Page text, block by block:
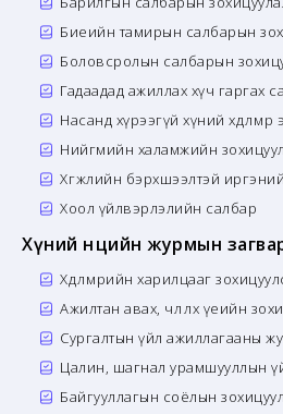
Биеийн тамирын салбарын
Боловсролын салбарын
Гадаадад ажиллах хүч гаргах
Насанд хүрээгүй хүний
Нийгмийн халамжийн
Хөгжлийн бэрхшээлтэй
Хоол үйлвэрлэлийн салбар
Хүний нөөцийн журмын
Хөдөлмөрийн харилцааг
Ажилтан авах, чөлөөлөх үеийн
Сургалтын үйл ажиллагааны
Цалин, шагнал урамшууллын
Байгууллагын соёлын